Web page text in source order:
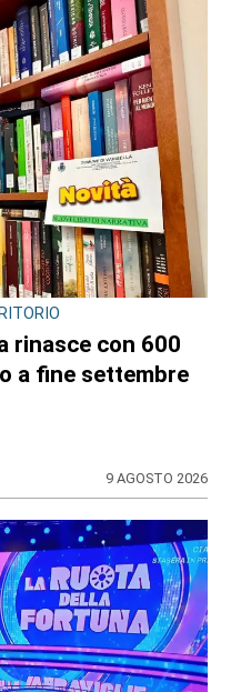
rinasce con 600
a fine settembre
9 AGOSTO 2026